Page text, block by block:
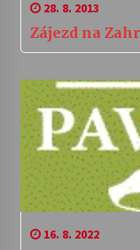
28. 8. 2013
Zájezd na
16. 8. 2022